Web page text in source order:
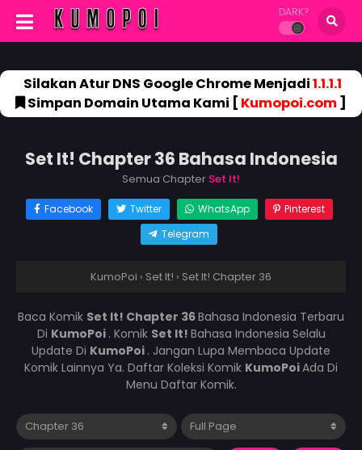
DARK?
Silakan Atur DNS Google Chrome Menjadi1.1.1.1
Simpan Domain Utama Kami [ Kumopoi.com]
Set It! Chapter 36 Bahasa Indonesia
Semua Chapter Set It!
Facebook Twitter WhatsApp
Pinterest
Telegram
KumoPoi › Set It! › Set It! Chapter 36
Baca Komik Set It! Chapter 36Bahasa Indonesia Terbaru
Di KumoPoi . Komik Set It! Bahasa Indonesia Selalu
Update Di KumoPoi . Jangan Lupa Membaca Update
Komik Lainnya Ya. Daftar Koleksi Komik KumoPoiAda Di
Menu Daftar Komik.